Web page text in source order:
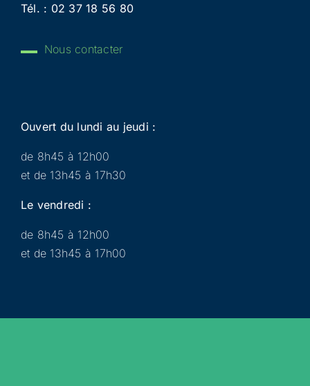
Tél. : 02 37 18 56 80
Nous contacter
Ouvert du lundi au jeudi :
de 8h45 à 12h00
et de 13h45 à 17h30
Le vendredi :
de 8h45 à 12h00
et de 13h45 à 17h00